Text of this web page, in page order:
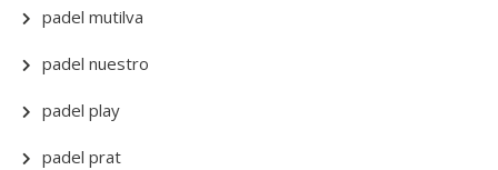
padel mutilva
padel nuestro
padel play
padel prat